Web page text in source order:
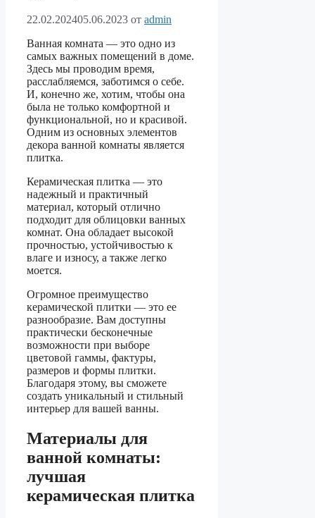
22.02.202405.06.2023 от admin
Ванная комната — это одно из
самых важных помещений в доме.
Здесь мы проводим время,
расслабляемся, заботимся о себе.
И, конечно же, хотим, чтобы она
была не только комфортной и
функциональной, но и красивой.
Одним из основных элементов
декора ванной комнаты является
плитка.
Керамическая плитка — это
надежный и практичный
материал, который отлично
подходит для облицовки ванных
комнат. Она обладает высокой
прочностью, устойчивостью к
влаге и износу, а также легко
моется.
Огромное преимущество
керамической плитки — это ее
разнообразие. Вам доступны
практически бесконечные
возможности при выборе
цветовой гаммы, фактуры,
размеров и формы плитки.
Благодаря этому, вы сможете
создать уникальный и стильный
интерьер для вашей ванны.
Материалы для
ванной комнаты:
лучшая
керамическая плитка